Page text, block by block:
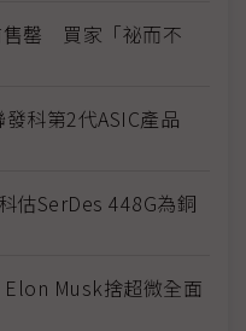
售罄 買家「祕而不
科第2代ASIC產品
估SerDes 448G為銅
Musk捨超微全面